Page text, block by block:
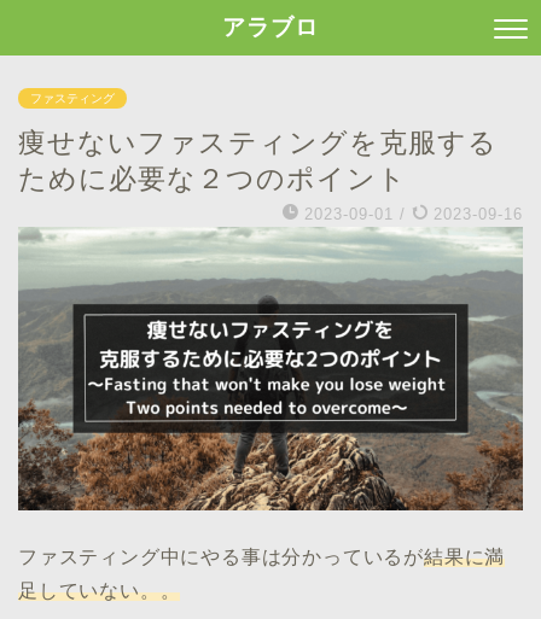
アラブロ
ファスティング
痩せないファスティングを克服する
ために必要な２つのポイント
2023-09-01 / 2023-09-16
ファスティング中にやる事は分かっているが結果に満
足していない。。